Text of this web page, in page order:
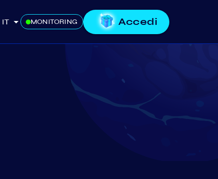
IT MONITORING Accedi